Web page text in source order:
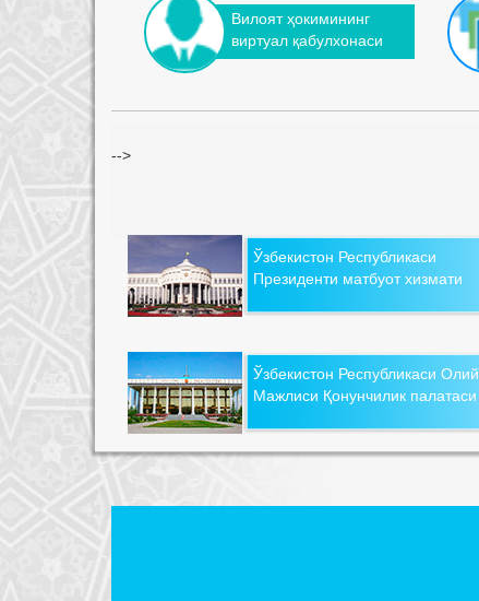
Вилоят ҳокимининг
виртуал қабулхонаси
-->
Ўзбекистон Республикаси
Президенти матбуот хизмати
Ўзбекистон Республикаси Олий
Мажлиси Қонунчилик палатаси